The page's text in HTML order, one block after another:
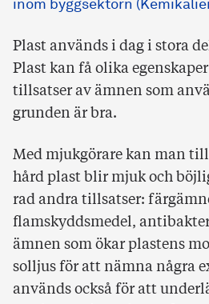
inom byggsektorn
Plast används i dag i stora
Plast kan få olika
tillsatser av ämnen som
grunden är bra.
Med mjukgörare kan man
hård plast blir mjuk och
rad andra tillsatser:
flamskyddsmedel,
ämnen som ökar plastens
solljus för att nämna några
används också för att